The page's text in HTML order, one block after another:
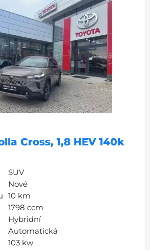
Cross, 1,8 HEV 140k
SUV
Nové
10 km
1798 ccm
Hybridní
Automatická
103 kw